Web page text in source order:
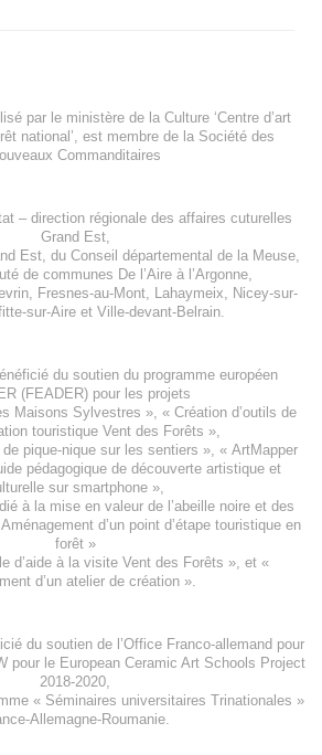
par le ministère de la Culture ‘Centre d’art
national’, est membre de la Société des
Commanditaires
– direction régionale des affaires cuturelles
Grand Est,
Est, du Conseil départemental de la Meuse,
de communes De l’Aire à l’Argonne,
, Fresnes-au-Mont, Lahaymeix, Nicey-sur-
sur-Aireet Ville-devant-Belrain.
du soutien du programme européen
(FEADER) pour les projets
Maisons Sylvestres », « Création d’outils de
touristique Vent des Forêts »,
pique-nique sur les sentiers », « ArtMapper
pédagogique de découverte artistique et
sur smartphone »,
à la mise en valeur de l’abeille noire et des
Aménagement d’un point d’étape touristique en
forêt»
d’aide à la visite Vent des Forêts », et «
d’un atelier de création».
du soutien de l’Office Franco-allemand pour
pour leEuropean Ceramic Art Schools Project
2018-2020,
« Séminaires universitaires Trinationales »
Allemagne-Roumanie.